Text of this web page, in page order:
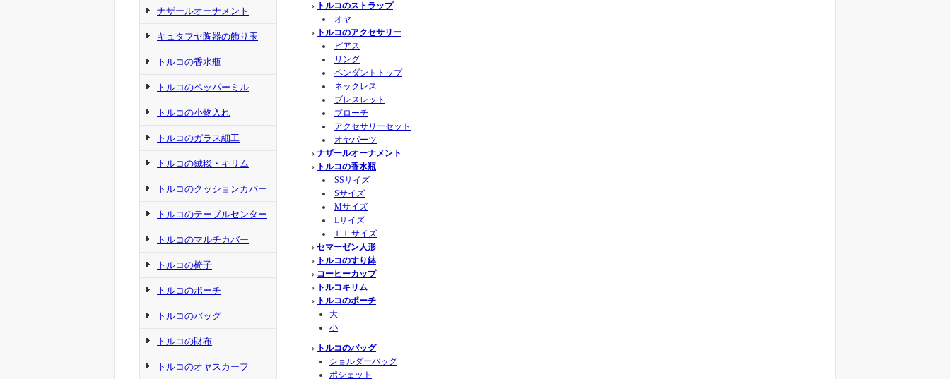
ナザールオーナメント
キュタフヤ陶器の飾り玉
トルコの香水瓶
トルコのペッパーミル
トルコの小物入れ
トルコのガラス細工
トルコの絨毯・キリム
トルコのクッションカバー
トルコのテーブルセンター
トルコのマルチカバー
トルコの椅子
トルコのポーチ
トルコのバッグ
トルコの財布
トルコのオヤスカーフ
› トルコのストラップ
オヤ
› トルコのアクセサリー
ピアス
リング
ペンダントトップ
ネックレス
ブレスレット
ブローチ
アクセサリーセット
オヤパーツ
› ナザールオーナメント
› トルコの香水瓶
SSサイズ
Sサイズ
Mサイズ
Lサイズ
ＬＬサイズ
› セマーゼン人形
› トルコのすり鉢
› コーヒーカップ
› トルコキリム
› トルコのポーチ
大
小
› トルコのバッグ
ショルダーバッグ
ポシェット